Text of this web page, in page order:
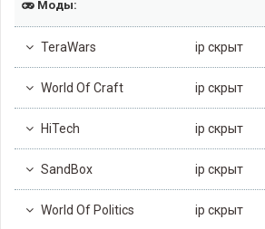
Моды:
TeraWars ip скрыт
World Of Craft ip скрыт
HiTech ip скрыт
SandBox ip скрыт
World Of Politics ip скрыт